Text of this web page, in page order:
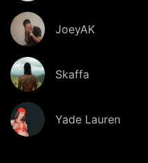
JoeyAK
Skaffa
Yade Lauren